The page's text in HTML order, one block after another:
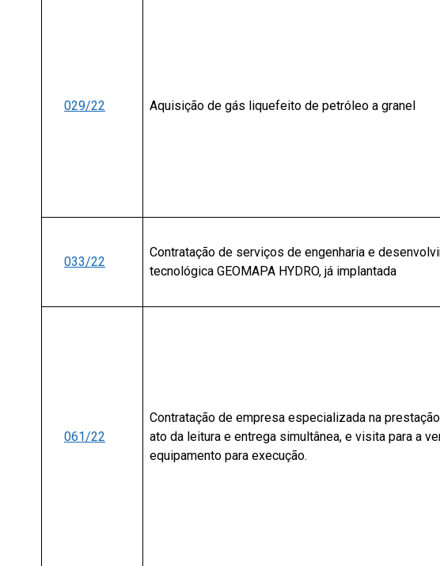
029/22 Aquisição de gás liquefeito de petróleo a granel
033/22
Contratação de serviços de engenharia e
tecnológica GEOMAPA HYDRO, já implantada
061/22
Contratação de empresa especializada na
ato da leitura e entrega simultânea, e visita para a
equipamento para execução.